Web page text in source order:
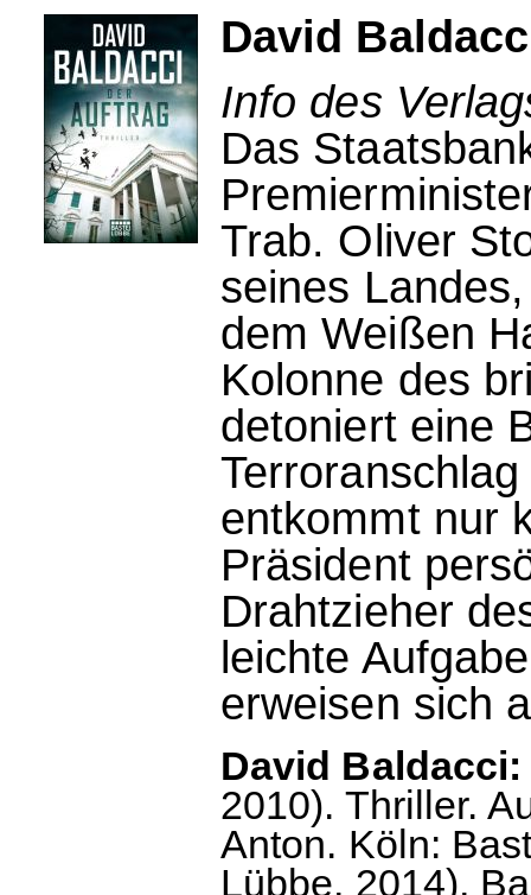
David
Info des
Das
Trab. Oliver
seines
dem Weißen
Kolonne des
detoniert eine
entkommt nur
Präsident
Drahtzieher
leichte
erweisen sich
David
2010). Thriller.
Anton. Köln:
Lübbe, 2014),